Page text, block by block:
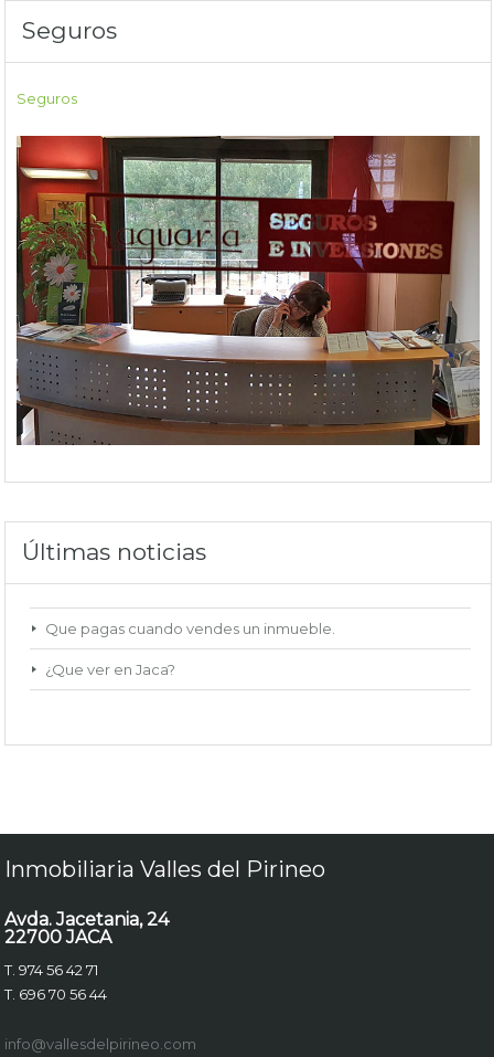
Seguros
Seguros
Últimas noticias
Que pagas cuando vendes un inmueble.
¿Que ver en Jaca?
Inmobiliaria Valles del Pirineo
Avda. Jacetania, 24
22700 JACA
T. 974 56 42 71
T. 696 70 56 44
info@vallesdelpirineo.com